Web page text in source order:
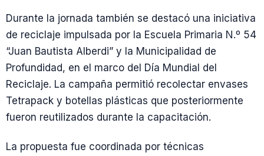
Durante la jornada también se destacó una iniciativa
de reciclaje impulsada por la Escuela Primaria N.º 54
“Juan Bautista Alberdi” y la Municipalidad de
Profundidad, en el marco del Día Mundial del
Reciclaje. La campaña permitió recolectar envases
Tetrapack y botellas plásticas que posteriormente
fueron reutilizados durante la capacitación.
La propuesta fue coordinada por técnicas